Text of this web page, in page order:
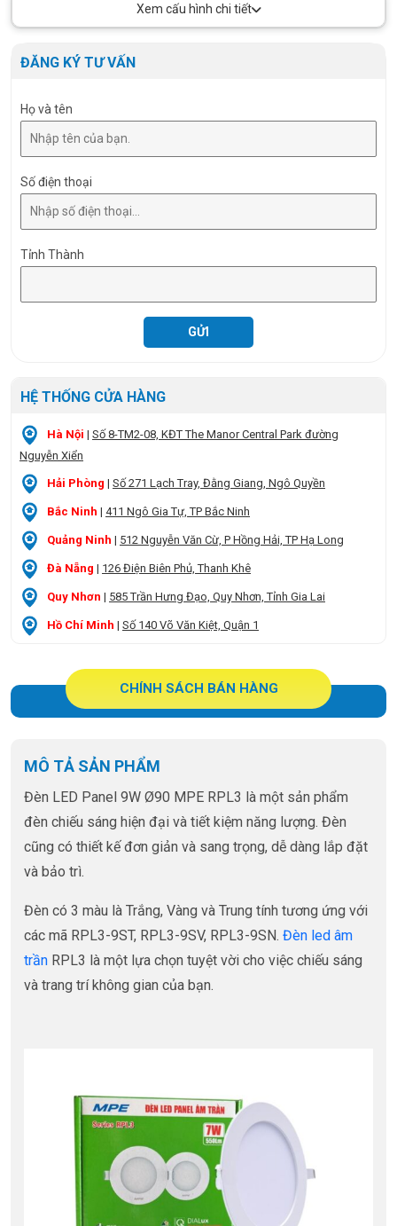
30.000 giờ
Xem cấu hình chi tiết
ĐĂNG KÝ TƯ VẤN
Họ và tên
Số điện thoại
Tỉnh Thành
HỆ THỐNG CỬA HÀNG
Hà Nội | Số 8-TM2-08, KĐT The Manor Central Park đường
Nguyễn Xiển
Hải Phòng | Số 271 Lạch Tray, Đằng Giang, Ngô Quyền
Bắc Ninh | 411 Ngô Gia Tự, TP Bắc Ninh
Quảng Ninh | 512 Nguyễn Văn Cừ, P Hồng Hải, TP Hạ Long
Đà Nẵng | 126 Điện Biên Phủ, Thanh Khê
Quy Nhơn | 585 Trần Hưng Đạo, Quy Nhơn, Tỉnh Gia Lai
Hồ Chí Minh | Số 140 Võ Văn Kiệt, Quận 1
CHÍNH SÁCH BÁN HÀNG
MÔ TẢ SẢN PHẨM
Đèn LED Panel 9W Ø90 MPE RPL3 là một sản phẩm
đèn chiếu sáng hiện đại và tiết kiệm năng lượng. Đèn
cũng có thiết kế đơn giản và sang trọng, dễ dàng lắp đặt
và bảo trì.
Đèn có 3 màu là Trắng, Vàng và Trung tính tương ứng với
các mã RPL3-9ST, RPL3-9SV, RPL3-9SN. Đèn led âm
trần RPL3 là một lựa chọn tuyệt vời cho việc chiếu sáng
và trang trí không gian của bạn.